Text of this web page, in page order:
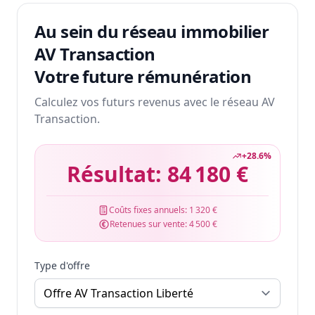
Au sein du réseau immobilier
AV Transaction
Votre future rémunération
Calculez vos futurs revenus avec le réseau AV
Transaction.
+28.6%
Résultat: 84 180 €
Coûts fixes annuels: 1 320 €
Retenues sur vente:4 500 €
Type d'offre